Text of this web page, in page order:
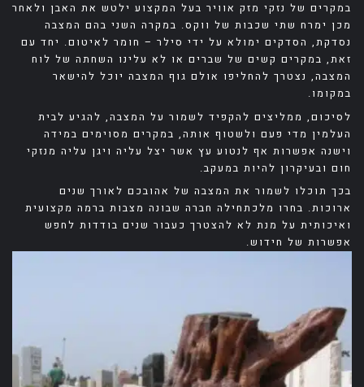
במקרים של נזקי מזק אוויר בעל המקצוע ילטש את האבן ולאחר
מכן ימרח שתי שכבות של ווקס. במקרה השני בהם המצבה
נסדקת, הסדקים ימולא על ידי סילר – חומר לאיטום. יחד עם
זאת, במקרים קשים של שברים או לא עלינו השחתה של לוח
המצבה, נצטרך להחליפו אולם גוף המצבה יוכל להישאר
במקומו.
לסיכום, ממליצים להקפיד לשמור על המצבה, להגיע לבית
העלמין מדי פעם ולשטוף אותה, במקרים מסוימים במידה
וישנה אפשרות אף לנטוע עץ אשר יצל עליה ויגן עליה מנזקי
חום ובעיקרון להיות במעקב.
בכך תוכלו לשמור את המצבה של אהובכם לאורך שנים
ארוכות. בחרו מלכתחילה חברה שבונה מצבות ברמה מקצועית
ואיכותית על מנת לא להצטרך כעבור שנים בודדות לחפש
אפשרות של חידוש.